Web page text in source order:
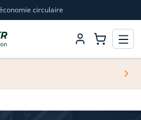
circulaire